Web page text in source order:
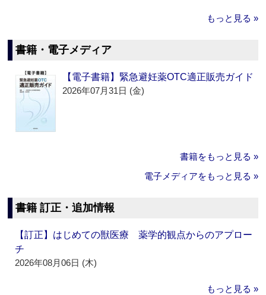
もっと見る »
書籍・電子メディア
【電子書籍】緊急避妊薬OTC適正販売ガイド
2026年07月31日 (金)
書籍をもっと見る »
電子メディアをもっと見る »
書籍 訂正・追加情報
【訂正】はじめての獣医療 薬学的観点からのアプロー
チ
2026年08月06日 (木)
もっと見る »